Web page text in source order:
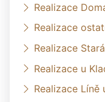
Realizace
Realizace
Realizace
Realizace u
Realizace Líně